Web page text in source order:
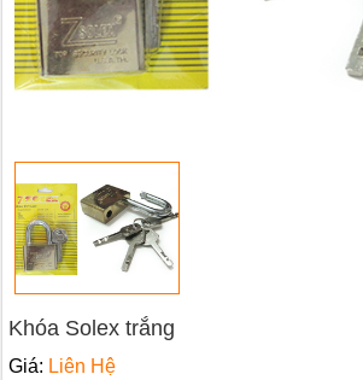
Khóa Solex trắng
Giá: Liên Hệ